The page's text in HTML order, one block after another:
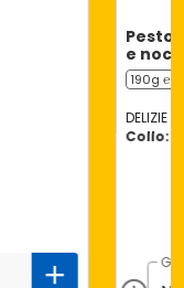
Pesto
e noci
190g ℮
DELIZIE
Collo: